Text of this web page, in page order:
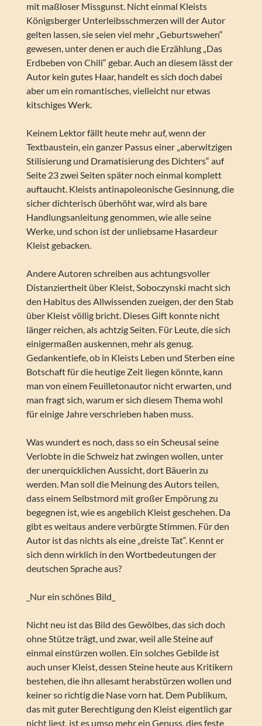
mit maßloser Missgunst. Nicht einmal Kleists
Königsberger Unterleibsschmerzen will der Autor
gelten lassen, sie seien viel mehr „Geburtswehen“
gewesen, unter denen er auch die Erzählung „Das
Erdbeben von Chili“ gebar. Auch an diesem lässt der
Autor kein gutes Haar, handelt es sich doch dabei
aber um ein romantisches, vielleicht nur etwas
kitschiges Werk.
Keinem Lektor fällt heute mehr auf, wenn der
Textbaustein, ein ganzer Passus einer „aberwitzigen
Stilisierung und Dramatisierung des Dichters“ auf
Seite 23 zwei Seiten später noch einmal komplett
auftaucht. Kleists antinapoleonische Gesinnung, die
sicher dichterisch überhöht war, wird als bare
Handlungsanleitung genommen, wie alle seine
Werke, und schon ist der unliebsame Hasardeur
Kleist gebacken.
Andere Autoren schreiben aus achtungsvoller
Distanziertheit über Kleist, Soboczynski macht sich
den Habitus des Allwissenden zueigen, der den Stab
über Kleist völlig bricht. Dieses Gift konnte nicht
länger reichen, als achtzig Seiten. Für Leute, die sich
einigermaßen auskennen, mehr als genug.
Gedankentiefe, ob in Kleists Leben und Sterben eine
Botschaft für die heutige Zeit liegen könnte, kann
man von einem Feuilletonautor nicht erwarten, und
man fragt sich, warum er sich diesem Thema wohl
für einige Jahre verschrieben haben muss.
Was wundert es noch, dass so ein Scheusal seine
Verlobte in die Schweiz hat zwingen wollen, unter
der unerquicklichen Aussicht, dort Bäuerin zu
werden. Man soll die Meinung des Autors teilen,
dass einem Selbstmord mit großer Empörung zu
begegnen ist, wie es angeblich Kleist geschehen. Da
gibt es weitaus andere verbürgte Stimmen. Für den
Autor ist das nichts als eine „dreiste Tat“. Kennt er
sich denn wirklich in den Wortbedeutungen der
deutschen Sprache aus?
_Nur ein schönes Bild_
Nicht neu ist das Bild des Gewölbes, das sich doch
ohne Stütze trägt, und zwar, weil alle Steine auf
einmal einstürzen wollen. Ein solches Gebilde ist
auch unser Kleist, dessen Steine heute aus Kritikern
bestehen, die ihn allesamt herabstürzen wollen und
keiner so richtig die Nase vorn hat. Dem Publikum,
das mit guter Berechtigung den Kleist eigentlich gar
nicht liest, ist es umso mehr ein Genuss, dies feste